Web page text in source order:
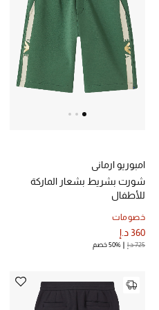
تشكيلة الأعراس
حقائب وأحذية متطابقة
هدايا للنساء
جميع الأحذية النسائية
جميع الحقائب النسائية
امبوريو ارماني
شورت بشريط بشعار الماركة
للأطفال
خصومات
360 د.إ
725 د.إ 50% خصم